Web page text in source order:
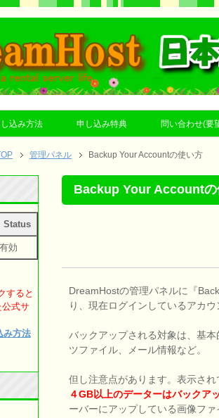
込み方法 申し込み特典 問い合わせ(要
管理パネル Backup Your Accountの使い方
Backup Your Accountの
DreamHostの管理パネルに『
り、現在ログインしているアカウ
バックアップされる対象は、基
ツファイル、メール情報など。
但し注意点があります。表示さ
４GB以上のデーターはバックア
ーバーにアップしている画像フ
Status
有効
すると
式サ
み方法